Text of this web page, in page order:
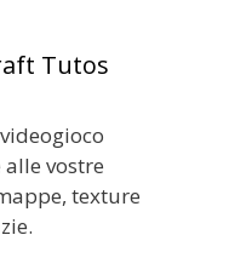
Tutos
vostre
texture